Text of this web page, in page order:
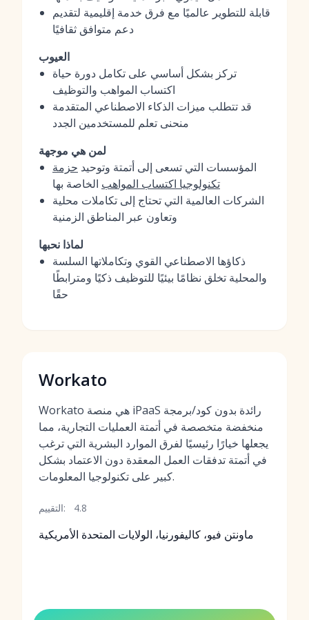
قابلة للتطوير عالميًا مع فرق خدمة إقليمية لتقديم
دعم متوافق ثقافيًا
العيوب
تركز بشكل أساسي على تكامل دورة حياة
اكتساب المواهب والتوظيف
قد تتطلب ميزات الذكاء الاصطناعي المتقدمة
منحنى تعلم للمستخدمين الجدد
لمن هي موجهة
المؤسسات التي تسعى إلى أتمتة وتوحيد حزمة
تكنولوجيا اكتساب المواهب الخاصة بها
الشركات العالمية التي تحتاج إلى تكاملات محلية
وتعاون عبر المناطق الزمنية
لماذا نحبها
ذكاؤها الاصطناعي القوي وتكاملاتها السلسة
والمحلية تخلق نظامًا بيئيًا للتوظيف ذكيًا ومترابطًا
حقًا
Workato
Workato هي منصة iPaaS رائدة بدون كود/برمجة
منخفضة متخصصة في أتمتة العمليات التجارية، مما
يجعلها خيارًا رئيسيًا لفرق الموارد البشرية التي ترغب
في أتمتة تدفقات العمل المعقدة دون الاعتماد بشكل
كبير على تكنولوجيا المعلومات.
التقييم: 4.8
ماونتن فيو، كاليفورنيا، الولايات المتحدة الأمريكية